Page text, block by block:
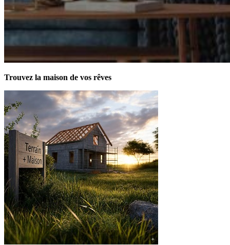
Trouvez la maison de vos rêves